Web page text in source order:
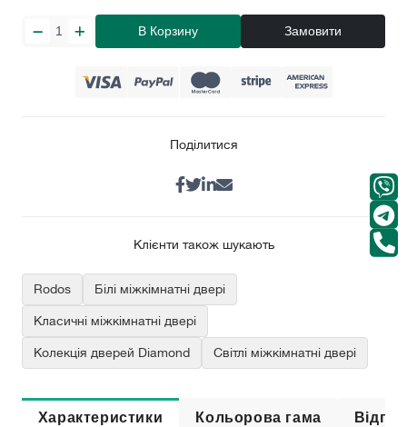
В Корзину Замовити
Поділитися
Клієнти також шукають
Rodos Білі міжкімнатні двері
Класичні міжкімнатні двері
Колекція дверей Diamond Світлі міжкімнатні двері
Характеристики Кольорова гама